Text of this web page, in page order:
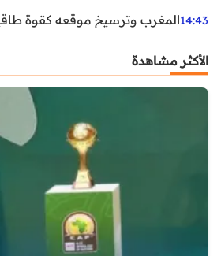
14:43المغرب وترسيخ موقعه كقوة
الأكثر مشاهدة